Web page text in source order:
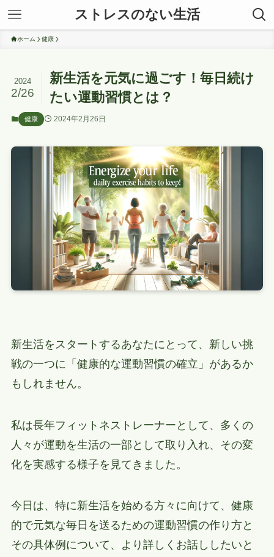
ストレスのない生活
ホーム 健康
新生活を元気に過ごす！毎日続け
たい運動習慣とは？
2024
2/26
健康 2024年2月26日
新生活をスタートするあなたにとって、新しい挑
戦の一つに「健康的な運動習慣の確立」があるか
もしれません。
私は長年フィットネストレーナーとして、多くの
人々が運動を生活の一部として取り入れ、その変
化を実感する様子を見てきました。
今日は、特に新生活を始める方々に向けて、健康
的で元気な毎日を送るための運動習慣の作り方と
その具体例について、より詳しくお話ししたいと